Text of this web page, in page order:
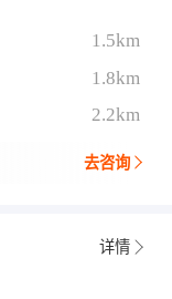
1.5km
1.8km
2.2km
去咨询
详情